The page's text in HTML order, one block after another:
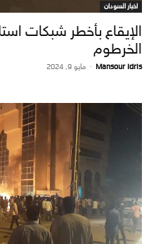
اخبار السودان
الإيقاع بأخطر شبكات
الخرطوم
Mansour Idris
- مايو 9, 2024